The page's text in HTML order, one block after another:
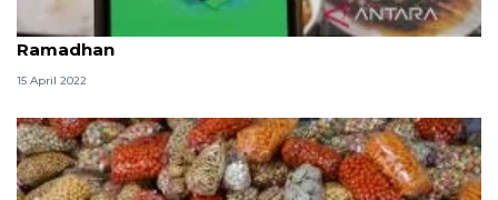
Tokopedia ungkap tren makanan terlaris selama
Ramadhan
15 April 2022